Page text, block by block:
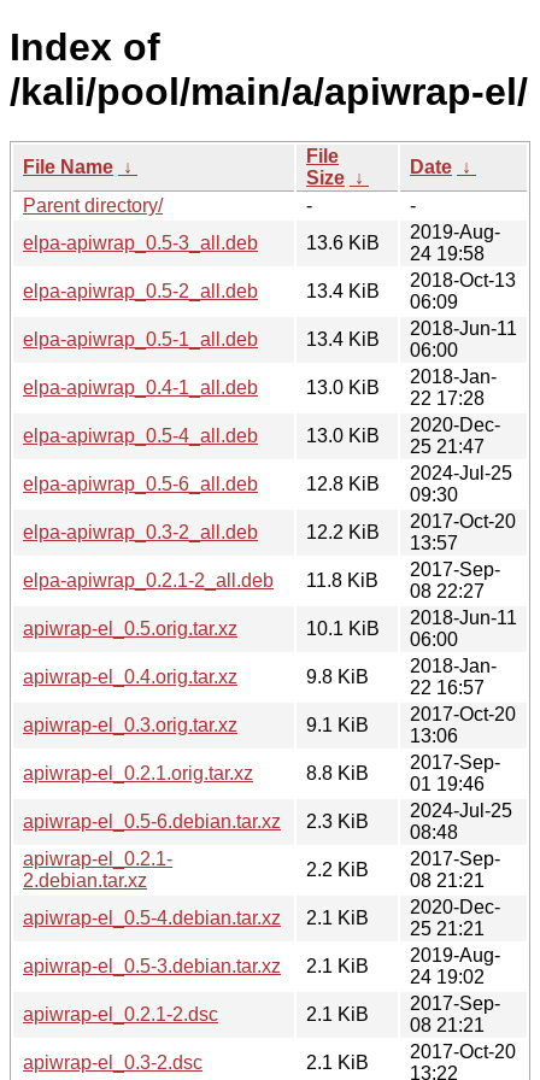
Index of
/kali/pool/main/a/apiwrap-el/
File Name ↓
File
Size ↓
Date ↓
Parent directory/
-
-
elpa-apiwrap_0.5-3_all.deb
13.6 KiB
2019-Aug-
24 19:58
elpa-apiwrap_0.5-2_all.deb
13.4 KiB
2018-Oct-13
06:09
elpa-apiwrap_0.5-1_all.deb
13.4 KiB
2018-Jun-11
06:00
elpa-apiwrap_0.4-1_all.deb
13.0 KiB
2018-Jan-
22 17:28
elpa-apiwrap_0.5-4_all.deb
13.0 KiB
2020-Dec-
25 21:47
elpa-apiwrap_0.5-6_all.deb
12.8 KiB
2024-Jul-25
09:30
elpa-apiwrap_0.3-2_all.deb
12.2 KiB
2017-Oct-20
13:57
elpa-apiwrap_0.2.1-2_all.deb
11.8 KiB
2017-Sep-
08 22:27
apiwrap-el_0.5.orig.tar.xz
10.1 KiB
2018-Jun-11
06:00
apiwrap-el_0.4.orig.tar.xz
9.8 KiB
2018-Jan-
22 16:57
apiwrap-el_0.3.orig.tar.xz
9.1 KiB
2017-Oct-20
13:06
apiwrap-el_0.2.1.orig.tar.xz
8.8 KiB
2017-Sep-
01 19:46
apiwrap-el_0.5-6.debian.tar.xz
2.3 KiB
2024-Jul-25
08:48
apiwrap-el_0.2.1-
2.debian.tar.xz
2.2 KiB
2017-Sep-
08 21:21
apiwrap-el_0.5-4.debian.tar.xz
2.1 KiB
2020-Dec-
25 21:21
apiwrap-el_0.5-3.debian.tar.xz
2.1 KiB
2019-Aug-
24 19:02
apiwrap-el_0.2.1-2.dsc
2.1 KiB
2017-Sep-
08 21:21
apiwrap-el_0.3-2.dsc
2.1 KiB
2017-Oct-20
13:22